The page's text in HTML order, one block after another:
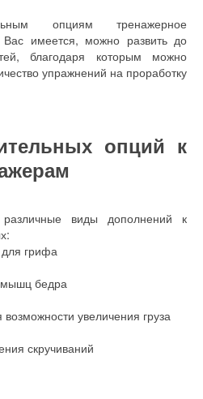
опциям тренажерное
Вас имеется, можно развить до
благодаря которым можно
упражнений на проработку
опций к
виды дополнений к
грифа
мышц бедра
увеличения груза
скручиваний